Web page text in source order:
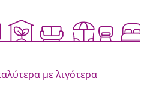
με λιγότερα